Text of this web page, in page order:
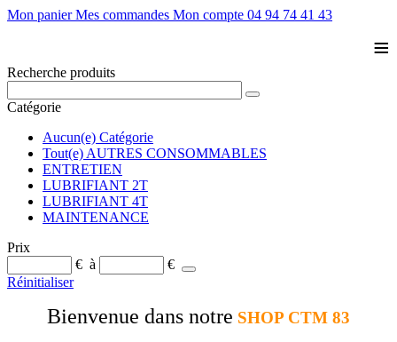
Mon panier Mes commandes Mon compte 04 94 74 41 43
≡
Recherche produits
Catégorie
Aucun(e) Catégorie
Tout(e) AUTRES CONSOMMABLES
ENTRETIEN
LUBRIFIANT 2T
LUBRIFIANT 4T
MAINTENANCE
Prix
€ à
€
Réinitialiser
Bienvenue dans notre SHOP CTM 83